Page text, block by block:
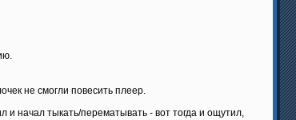
не смогли повесить плеер.
и начал тыкать/перематывать - вот тогда и ощутил,